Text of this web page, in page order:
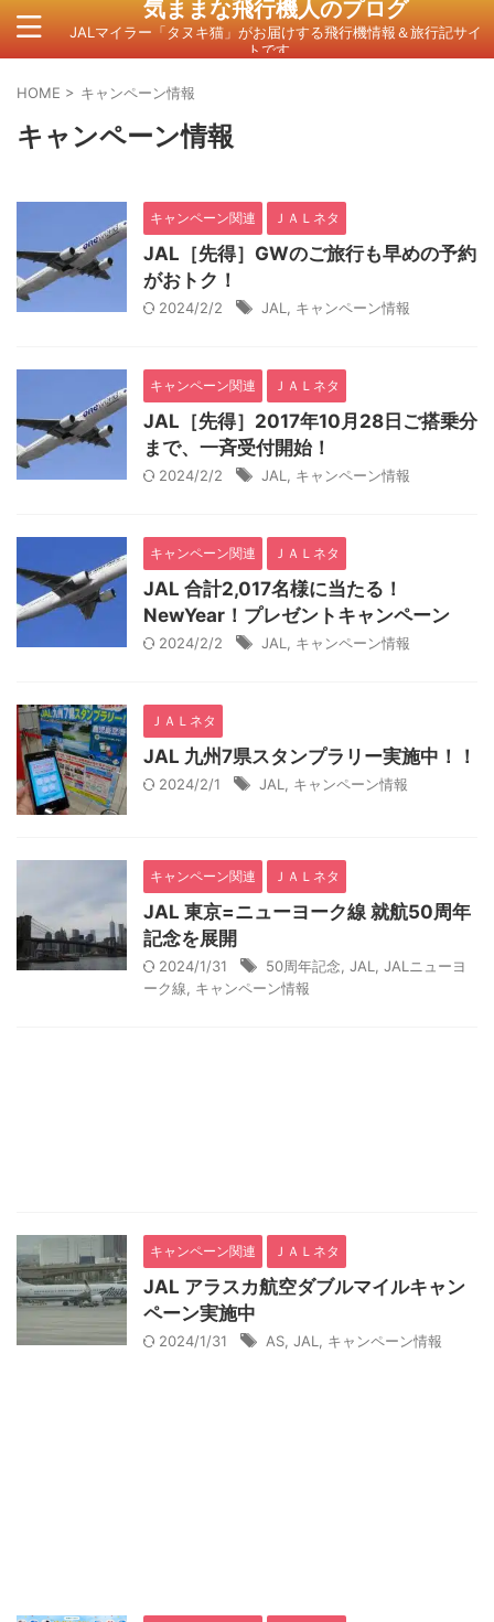
気ままな飛行機人のプログ
JALマイラー「タヌキ猫」がお届けする飛行機情報＆旅行記サイ
トです。
HOME > キャンペーン情報
キャンペーン情報
キャンペーン関連 ＪＡＬネタ
JAL［先得］GWのご旅行も早めの予約
がおトク！
2024/2/2 JAL キャンペーン情報
キャンペーン関連 ＪＡＬネタ
JAL［先得］2017年10月28日ご搭乗分
まで、一斉受付開始！
2024/2/2 JAL キャンペーン情報
キャンペーン関連 ＪＡＬネタ
JAL 合計2,017名様に当たる！
NewYear！プレゼントキャンペーン
2024/2/2 JAL キャンペーン情報
ＪＡＬネタ
JAL 九州7県スタンプラリー実施中！！
2024/2/1 JAL キャンペーン情報
キャンペーン関連 ＪＡＬネタ
JAL 東京=ニューヨーク線 就航50周年
記念を展開
2024/1/31 50周年記念 JAL
JALニューヨ
ーク線
キャンペーン情報
キャンペーン関連 ＪＡＬネタ
JAL アラスカ航空ダブルマイルキャン
ペーン実施中
2024/1/31 AS JAL キャンペーン情報